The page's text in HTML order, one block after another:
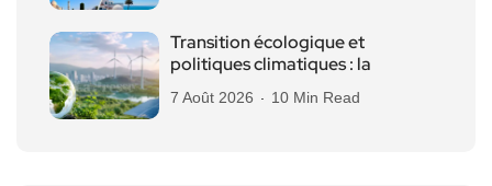
Transition écologique et
politiques climatiques : la
7 Août 2026 10 Min Read